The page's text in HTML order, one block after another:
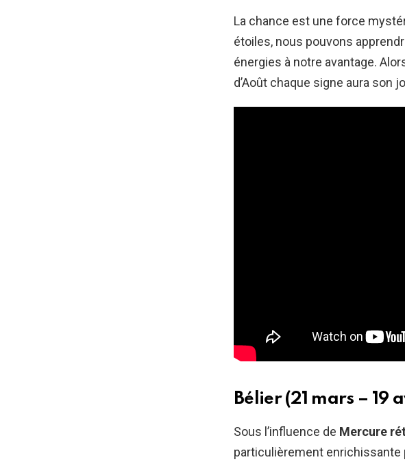
La chance est une force
étoiles, nous pouvons
énergies à notre avantage.
d’Août chaque signe aura son
Bélier (21 mars – 19
Sous l’influence de Mercure
particulièrement enrichissante